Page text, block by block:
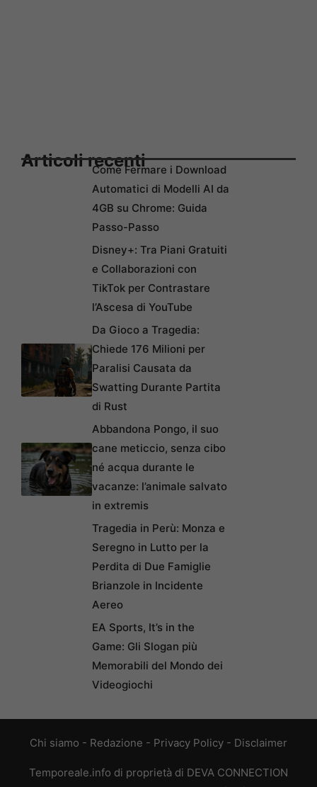
Articoli recentiCome Fermare i Download
Automatici di Modelli AI da
4GB su Chrome: Guida
Passo-Passo
Disney+: Tra Piani Gratuiti
e Collaborazioni con
TikTok per Contrastare
l’Ascesa di YouTube
Da Gioco a Tragedia:
Chiede 176 Milioni per
Paralisi Causata da
Swatting Durante Partita
di Rust
Abbandona Pongo, il suo
cane meticcio, senza cibo
né acqua durante le
vacanze: l’animale salvato
in extremis
Tragedia in Perù: Monza e
Seregno in Lutto per la
Perdita di Due Famiglie
Brianzole in Incidente
Aereo
EA Sports, It’s in the
Game: Gli Slogan più
Memorabili del Mondo dei
Videogiochi
Chi siamo - Redazione - Privacy Policy - Disclaimer
Temporeale.info di proprietà di DEVA CONNECTION